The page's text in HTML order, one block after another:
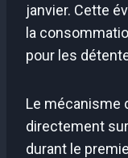
janvier. Cette
la
pour les
Le mécanisme
directement
durant le